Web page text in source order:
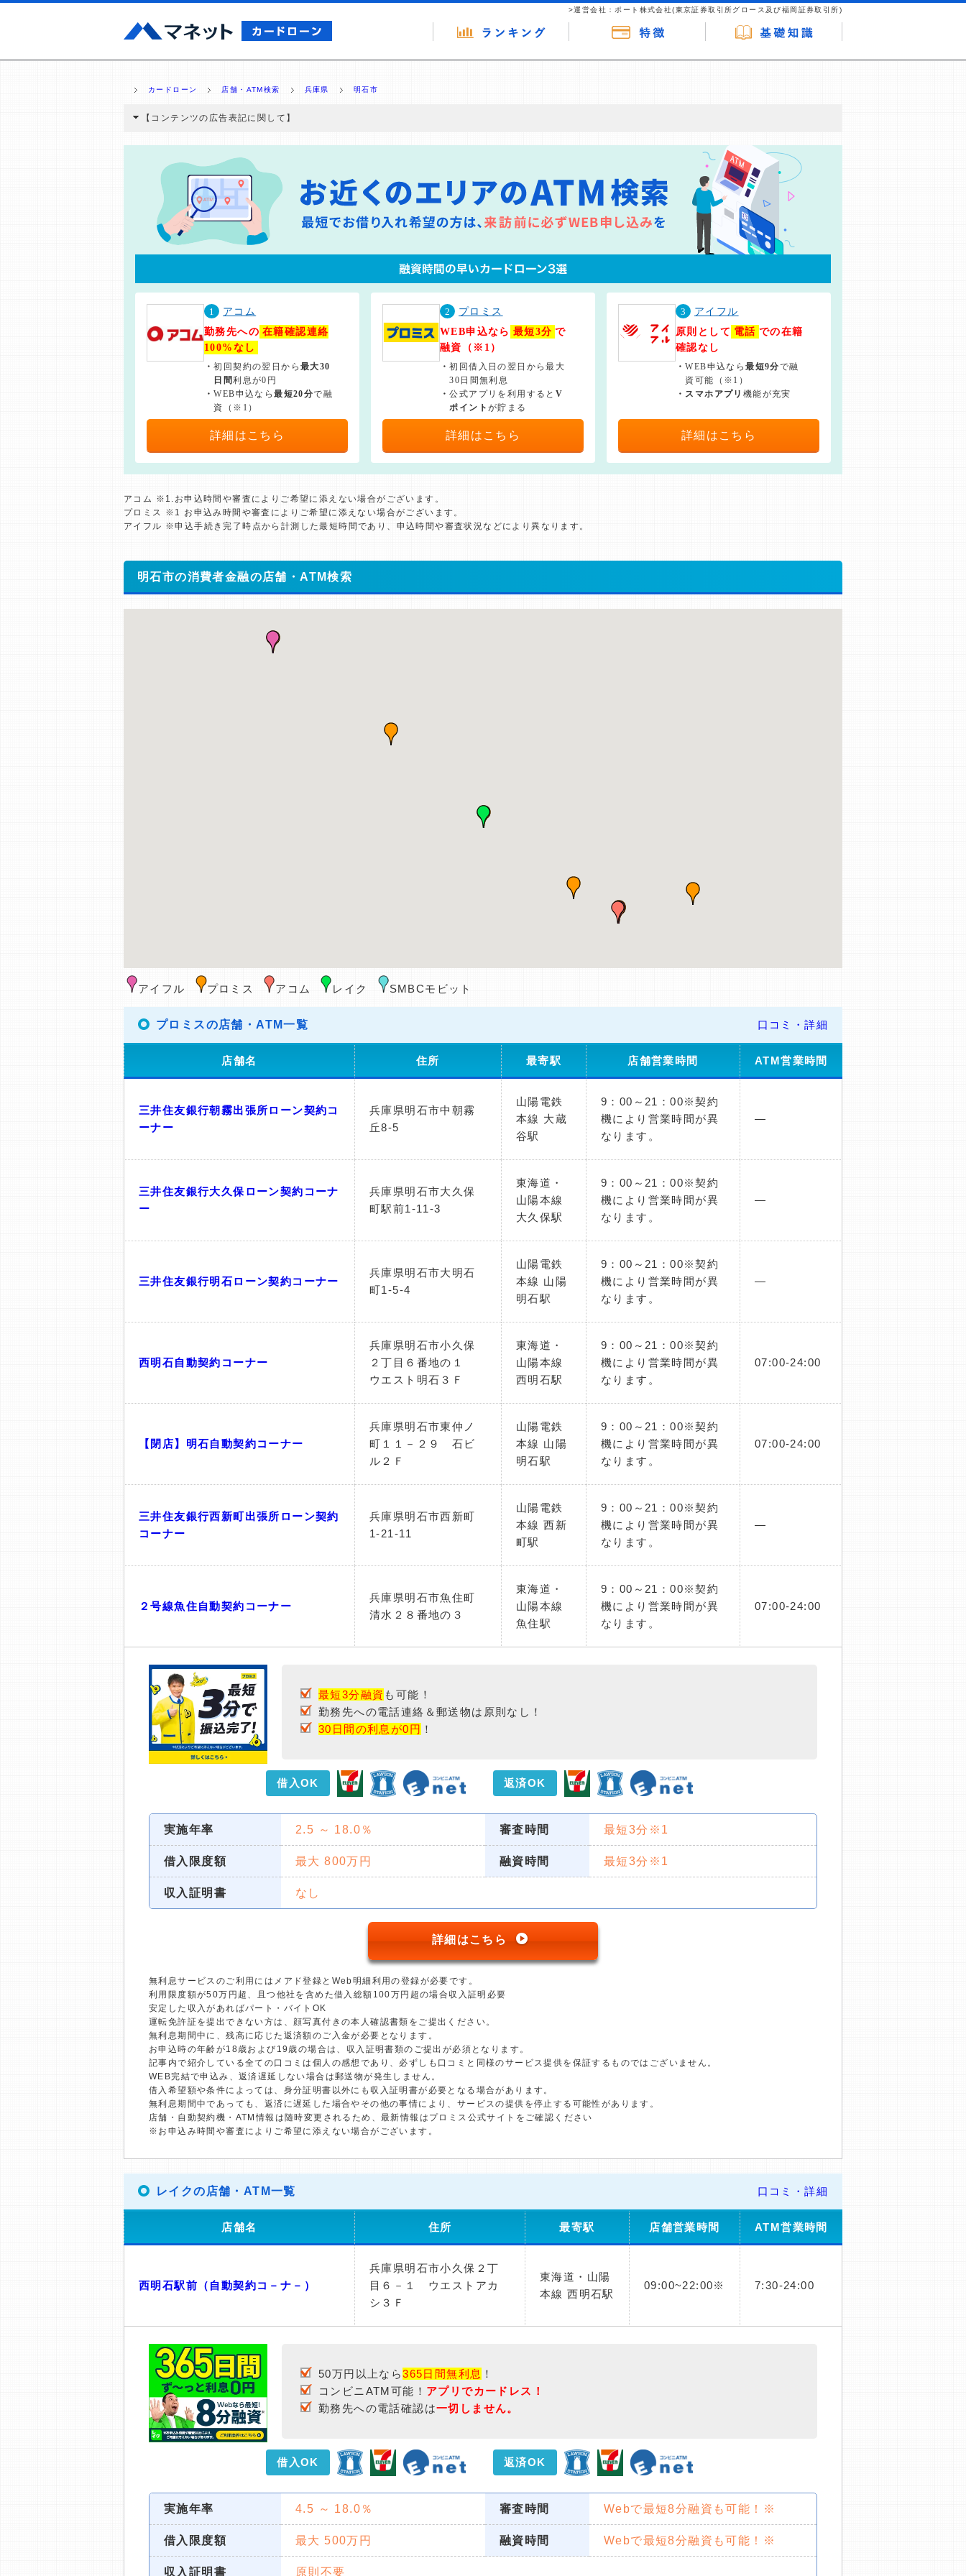
>運営会社：ポート株式会社(東京証券取引所グロース及び福岡証券取引所)
カードローン 店舗・ATM検索 兵庫県 明石市
【コンテンツの広告表記に関して】
と弊社に対して企業から紹介報酬が支払われるという収益モデルです。 ただし、特定の商品を根拠なくPRするものではなく、当編集部の調査／ユーザーへの口コ
ミ収集などに基づき、公平性を担保した情報提供を行っています。
>提携企業一覧
1
アコム
勤務先への 在籍確認連絡
100%なし
・初回契約の翌日から最大30
日間利息が0円
・WEB申込なら最短20分で融
資（※1）
詳細はこちら
2
プロミス
WEB申込なら 最短3分 で
融資（※1）
・初回借入日の翌日から最大
30日間無利息
・公式アプリを利用すると V
ポイントが貯まる
詳細はこちら
3
アイフル
原則として 電話 での在籍
確認なし
・WEB申込なら最短9分で融
資可能（※1）
・ スマホアプリ 機能が充実
詳細はこちら
アコム ※1.お申込時間や審査によりご希望に添えない場合がございます。
プロミス ※1 お申込み時間や審査によりご希望に添えない場合がございます。
アイフル ※申込手続き完了時点から計測した最短時間であり、申込時間や審査状況などにより異なります。
明石市の消費者金融の店舗・ATM検索
アイフル プロミス アコム レイク SMBCモビット
プロミスの店舗・ATM一覧 口コミ・詳細
店舗名 住所 最寄駅 店舗営業時間 ATM営業時間
三井住友銀行朝霧出張所ローン契約コ
ーナー
兵庫県明石市中朝霧
丘8-5
山陽電鉄
本線 大蔵
谷駅
9：00～21：00※契約
機により営業時間が異
なります。
―
三井住友銀行大久保ローン契約コーナ
ー
兵庫県明石市大久保
町駅前1-11-3
東海道・
山陽本線
大久保駅
9：00～21：00※契約
機により営業時間が異
なります。
―
三井住友銀行明石ローン契約コーナー
兵庫県明石市大明石
町1-5-4
山陽電鉄
本線 山陽
明石駅
9：00～21：00※契約
機により営業時間が異
なります。
―
西明石自動契約コーナー
兵庫県明石市小久保
２丁目６番地の１
ウエスト明石３Ｆ
東海道・
山陽本線
西明石駅
9：00～21：00※契約
機により営業時間が異
なります。
07:00-24:00
【閉店】明石自動契約コーナー
兵庫県明石市東仲ノ
町１１－２９ 石ビ
ル２Ｆ
山陽電鉄
本線 山陽
明石駅
9：00～21：00※契約
機により営業時間が異
なります。
07:00-24:00
三井住友銀行西新町出張所ローン契約
コーナー
兵庫県明石市西新町
1-21-11
山陽電鉄
本線 西新
町駅
9：00～21：00※契約
機により営業時間が異
なります。
―
２号線魚住自動契約コーナー
兵庫県明石市魚住町
清水２８番地の３
東海道・
山陽本線
魚住駅
9：00～21：00※契約
機により営業時間が異
なります。
07:00-24:00
最短3分融資 も可能！
勤務先への電話連絡＆郵送物は原則なし！
30日間の利息が0円 ！
借入OK 返済OK
実施年率 2.5 ～ 18.0％ 審査時間 最短3分※1
借入限度額 最大 800万円 融資時間 最短3分※1
収入証明書 なし
詳細はこちら
無利息サービスのご利用にはメアド登録とWeb明細利用の登録が必要です。
利用限度額が50万円超、且つ他社を含めた借入総額100万円超の場合収入証明必要
安定した収入があればパート・バイトOK
運転免許証を提出できない方は、顔写真付きの本人確認書類をご提出ください。
無利息期間中に、残高に応じた返済額のご入金が必要となります。
お申込時の年齢が18歳および19歳の場合は、収入証明書類のご提出が必須となります。
記事内で紹介している全ての口コミは個人の感想であり、必ずしも口コミと同様のサービス提供を保証するものではございません。
WEB完結で申込み、返済遅延しない場合は郵送物が発生しません。
借入希望額や条件によっては、身分証明書以外にも収入証明書が必要となる場合があります。
無利息期間中であっても、返済に遅延した場合やその他の事情により、サービスの提供を停止する可能性があります。
店舗・自動契約機・ATM情報は随時変更されるため、最新情報はプロミス公式サイトをご確認ください
※お申込み時間や審査によりご希望に添えない場合がございます。
レイクの店舗・ATM一覧 口コミ・詳細
店舗名 住所 最寄駅 店舗営業時間 ATM営業時間
西明石駅前（自動契約コ－ナ－）
兵庫県明石市小久保２丁
目６－１ ウエストアカ
シ３Ｆ
東海道・山陽
本線 西明石駅
09:00~22:00※ 7:30-24:00
50万円以上なら365日間無利息 ！
コンビニATM可能！ アプリでカードレス！
勤務先への電話確認は一切しません。
借入OK 返済OK
実施年率 4.5 ～ 18.0％ 審査時間 Webで最短8分融資も可能！※
借入限度額 最大 500万円 融資時間 Webで最短8分融資も可能！※
収入証明書 原則不要